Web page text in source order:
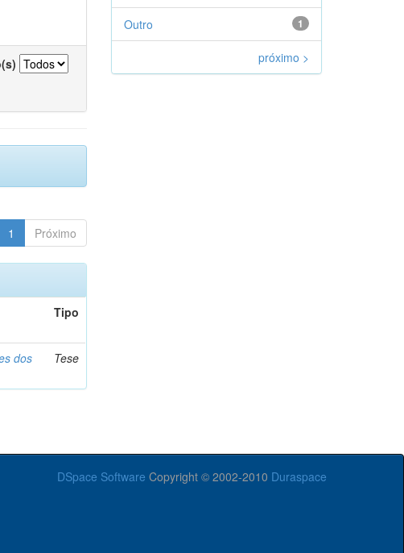
1 Próximo
Tipo
dos
Tese
1
Outro
próximo >
DSpace Software Copyright © 2002-2010 Duraspace